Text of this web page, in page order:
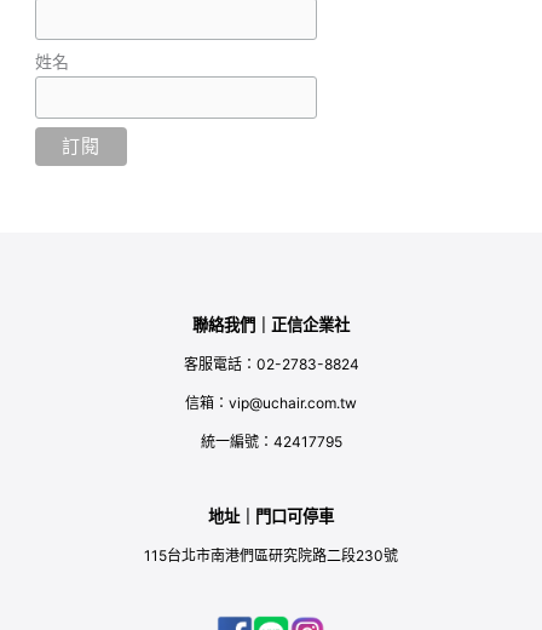
姓名
聯絡我們｜正信企業社
客服電話：02-2783-8824
信箱：vip@uchair.com.tw
統一編號：42417795
地址｜門口可停車
115台北市南港們區研究院路二段230號